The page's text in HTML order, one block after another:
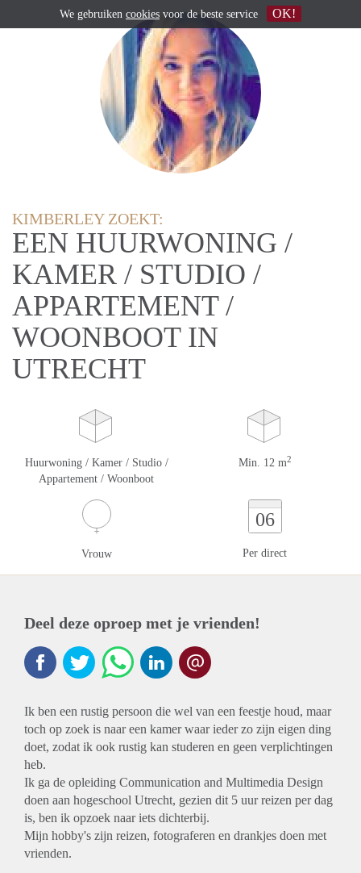
KIMBERLEY ZOEKT:
EEN HUURWONING /
KAMER / STUDIO /
APPARTEMENT /
WOONBOOT IN
UTRECHT
Huurwoning / Kamer / Studio /
Appartement / Woonboot
Min. 12 m2
Vrouw
06
Per direct
Deel deze oproep met je vrienden!
Ik ben een rustig persoon die wel van een feestje houd, maar
toch op zoek is naar een kamer waar ieder zo zijn eigen ding
doet, zodat ik ook rustig kan studeren en geen verplichtingen
heb.
Ik ga de opleiding Communication and Multimedia Design
doen aan hogeschool Utrecht, gezien dit 5 uur reizen per dag
is, ben ik opzoek naar iets dichterbij.
Mijn hobby's zijn reizen, fotograferen en drankjes doen met
vrienden.
We gebruiken cookies voor de beste service OK!